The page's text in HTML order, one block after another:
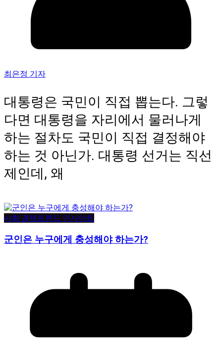
최은정 기자
대통령은 국민이 직접 뽑는다. 그렇
다면 대통령을 자리에서 물러나게
하는 절차도 국민이 직접 결정해야
하는 것 아닌가. 대통령 선거는 직선
제인데, 왜
사회·경제트렌드·인사이트
군인은 누구에게 충성해야 하는가?